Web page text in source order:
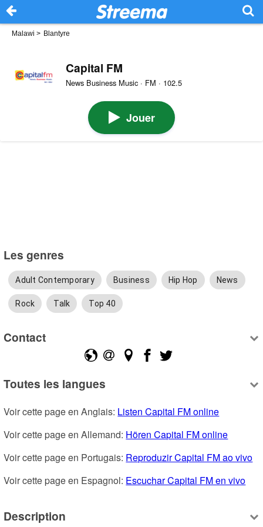
Malawi > Blantyre
Capital FM
News Business Music · FM · 102.5
Jouer
Les genres
Adult Contemporary Business Hip Hop News
Rock Talk Top 40
Contact
Toutes les langues
Voir cette page en Anglais: Listen Capital FM online
Voir cette page en Allemand: Hören Capital FM online
Voir cette page en Portugais: Reproduzir Capital FM ao vivo
Voir cette page en Espagnol: Escuchar Capital FM en vivo
Description